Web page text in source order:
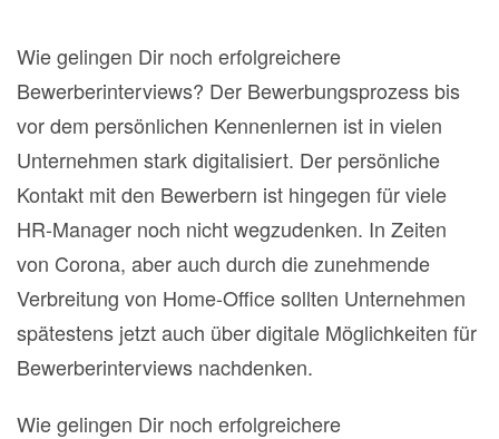
Wie gelingen Dir noch erfolgreichere
Bewerberinterviews? Der Bewerbungsprozess bis
vor dem persönlichen Kennenlernen ist in vielen
Unternehmen stark digitalisiert. Der persönliche
Kontakt mit den Bewerbern ist hingegen für viele
HR-Manager noch nicht wegzudenken. In Zeiten
von Corona, aber auch durch die zunehmende
Verbreitung von Home-Office sollten Unternehmen
spätestens jetzt auch über digitale Möglichkeiten für
Bewerberinterviews nachdenken.
Wie gelingen Dir noch erfolgreichere